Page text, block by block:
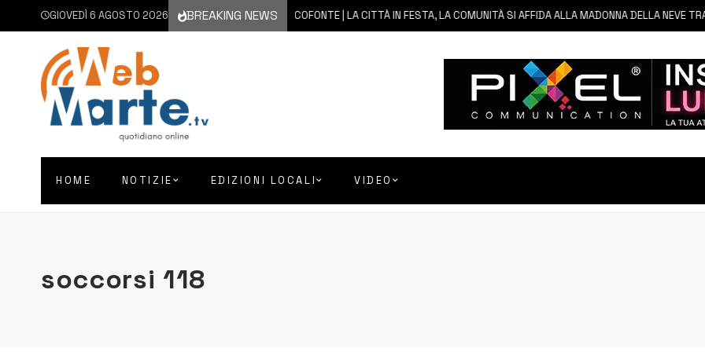
GIOVEDÌ 6 AGOSTO 2026 BREAKING NEWS
6 AGOSTO 2026 FRANCOFONTE | LA CITTÀ IN FESTA, LA COMUNITÀ SI AFFIDA ALLA MADONNA DELLA NEVE TRA
HOME NOTIZIE EDIZIONI LOCALI VIDEO
soccorsi 118